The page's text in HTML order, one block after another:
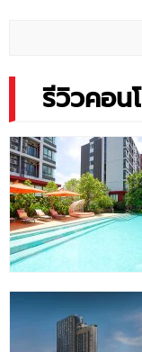
รีวิวคอน